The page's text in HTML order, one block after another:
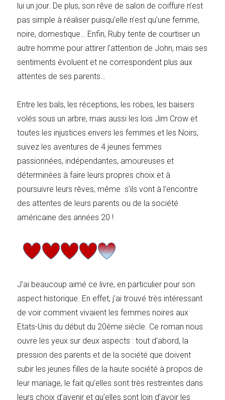
lui un jour. De plus, son rêve de salon de coiffure n’est
pas simple à réaliser puisqu’elle n’est qu’une femme,
noire, domestique… Enfin, Ruby tente de courtiser un
autre homme pour attirer l’attention de John, mais ses
sentiments évoluent et ne correspondent plus aux
attentes de ses parents…
Entre les bals, les réceptions, les robes, les baisers
volés sous un arbre, mais aussi les lois Jim Crow et
toutes les injustices envers les femmes et les Noirs,
suivez les aventures de 4 jeunes femmes
passionnées, indépendantes, amoureuses et
déterminées à faire leurs propres choix et à
poursuivre leurs rêves, même s’ils vont à l’encontre
des attentes de leurs parents ou de la société
américaine des années 20 !
J’ai beaucoup aimé ce livre, en particulier pour son
aspect historique. En effet, j’ai trouvé très intéressant
de voir comment vivaient les femmes noires aux
Etats-Unis du début du 20ème siècle. Ce roman nous
ouvre les yeux sur deux aspects : tout d’abord, la
pression des parents et de la société que doivent
subir les jeunes filles de la haute société à propos de
leur mariage, le fait qu’elles sont très restreintes dans
leurs choix d’avenir et qu’elles sont loin d’avoir les